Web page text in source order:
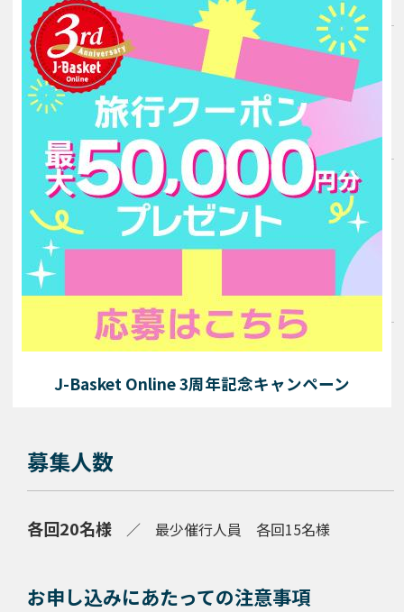
横浜・神戸：2026年6月13日（土）まで
料金（おひとり様）
・J-Basket会員…2,000円
・J-Basket会員以外…5,000円
参加資格
20歳未満の方のご参加はご遠慮ください
募集人数
各回20名様 ／ 最少催行人員 各回15名様
お申し込みにあたっての注意事項
J-Basket Online 3周年記念キャンペーン